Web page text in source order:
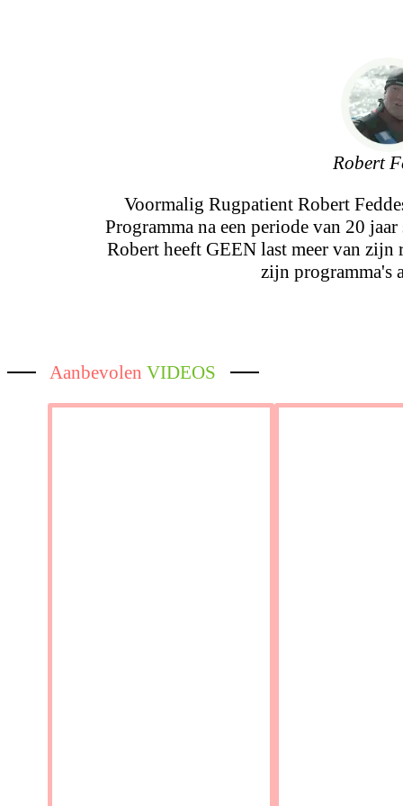
Robert
Voormalig Rugpatient Robert
Programma na een periode van 20
Robert heeft GEEN last meer van
zijn programma's
AanbevolenVIDEOS